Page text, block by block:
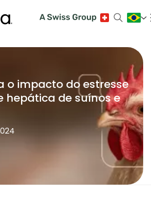
o impacto do estresse
hepática de suínos e